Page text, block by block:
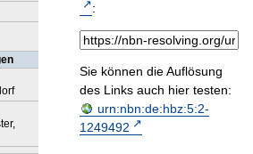
:
Sie können die Auflösung
des Links auch hier testen:
urn:nbn:de:hbz:5:2-
1249492